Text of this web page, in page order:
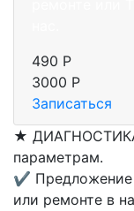
490 Р
3000 Р
Записаться
★
параметрам.
✔
или ремонте в